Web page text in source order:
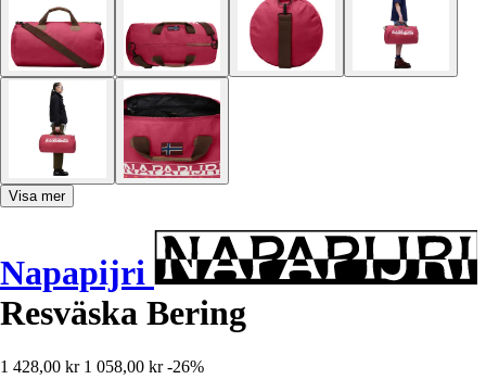
Visa mer
Napapijri
Resväska Bering
1 428,00 kr 1 058,00 kr -26%